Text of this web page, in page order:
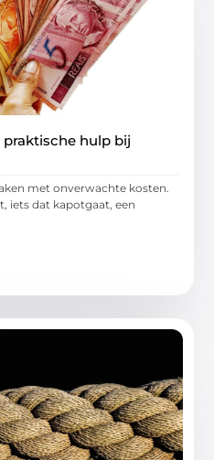
praktische hulp bij
met onverwachte kosten.
iets dat kapotgaat, een